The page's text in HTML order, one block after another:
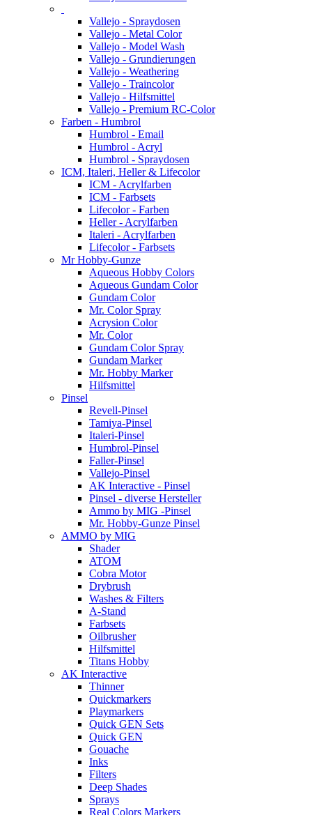
Vallejo - Spraydosen
Vallejo - Metal Color
Vallejo - Model Wash
Vallejo - Grundierungen
Vallejo - Weathering
Vallejo - Traincolor
Vallejo - Hilfsmittel
Vallejo - Premium RC-Color
Farben - Humbrol
Humbrol - Email
Humbrol - Acryl
Humbrol - Spraydosen
ICM, Italeri, Heller & Lifecolor
ICM - Acrylfarben
ICM - Farbsets
Lifecolor - Farben
Heller - Acrylfarben
Italeri - Acrylfarben
Lifecolor - Farbsets
Mr Hobby-Gunze
Aqueous Hobby Colors
Aqueous Gundam Color
Gundam Color
Mr. Color Spray
Acrysion Color
Mr. Color
Gundam Color Spray
Gundam Marker
Mr. Hobby Marker
Hilfsmittel
Pinsel
Revell-Pinsel
Tamiya-Pinsel
Italeri-Pinsel
Humbrol-Pinsel
Faller-Pinsel
Vallejo-Pinsel
AK Interactive - Pinsel
Pinsel - diverse Hersteller
Ammo by MIG -Pinsel
Mr. Hobby-Gunze Pinsel
AMMO by MIG
Shader
ATOM
Cobra Motor
Drybrush
Washes & Filters
A-Stand
Farbsets
Oilbrusher
Hilfsmittel
Titans Hobby
AK Interactive
Thinner
Quickmarkers
Playmarkers
Quick GEN Sets
Quick GEN
Gouache
Inks
Filters
Deep Shades
Sprays
Real Colors Markers